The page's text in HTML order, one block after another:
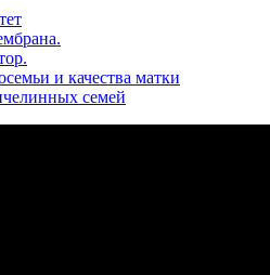
и качества матки
семей